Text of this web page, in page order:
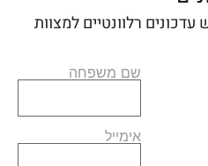
עדכונים רלוונטיים למצוות
שם משפחה
אימייל